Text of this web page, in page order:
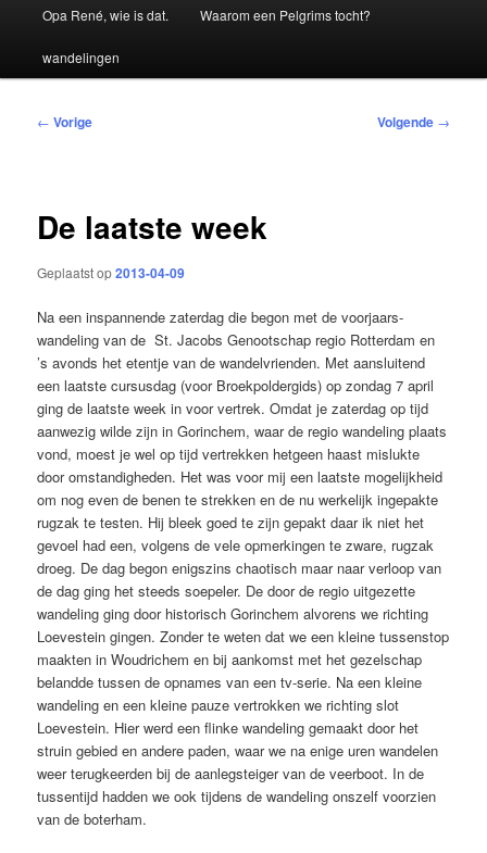
Opa René, wie is dat. Waarom een Pelgrims tocht?
wandelingen
Bericht
← Vorige Volgende →
De laatste week
Geplaatst op2013-04-09
Na een inspannende zaterdag die begon met de voorjaars-
wandeling van de St. Jacobs Genootschap regio Rotterdam en
’s avonds het etentje van de wandelvrienden. Met aansluitend
een laatste cursusdag (voor Broekpoldergids) op zondag 7 april
ging de laatste week in voor vertrek. Omdat je zaterdag op tijd
aanwezig wilde zijn in Gorinchem, waar de regio wandeling plaats
vond, moest je wel op tijd vertrekken hetgeen haast mislukte
door omstandigheden. Het was voor mij een laatste mogelijkheid
om nog even de benen te strekken en de nu werkelijk ingepakte
rugzak te testen. Hij bleek goed te zijn gepakt daar ik niet het
gevoel had een, volgens de vele opmerkingen te zware, rugzak
droeg. De dag begon enigszins chaotisch maar naar verloop van
de dag ging het steeds soepeler. De door de regio uitgezette
wandeling ging door historisch Gorinchem alvorens we richting
Loevestein gingen. Zonder te weten dat we een kleine tussenstop
maakten in Woudrichem en bij aankomst met het gezelschap
belandde tussen de opnames van een tv-serie. Na een kleine
wandeling en een kleine pauze vertrokken we richting slot
Loevestein. Hier werd een flinke wandeling gemaakt door het
struin gebied en andere paden, waar we na enige uren wandelen
weer terugkeerden bij de aanlegsteiger van de veerboot. In de
tussentijd hadden we ook tijdens de wandeling onszelf voorzien
van de boterham.